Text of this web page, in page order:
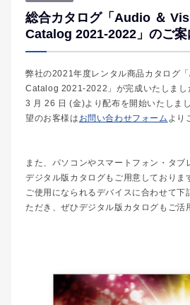
総合カタログ「Audio ＆
Catalog 2021-2022」のご案
弊社の2021年度レンタル商品カタログ
Catalog 2021-2022」が完成いたしまし
3 月 26 日 (金)より配布を開始いたしま
望のお客様は お問い合わせフォーム より
また、パソコンやスマートフォン・タブ
デジタル版カタログもご用意しておりま
ご使用になられるデバイスに合わせて下
ただき、ぜひデジタル版カタログもご活